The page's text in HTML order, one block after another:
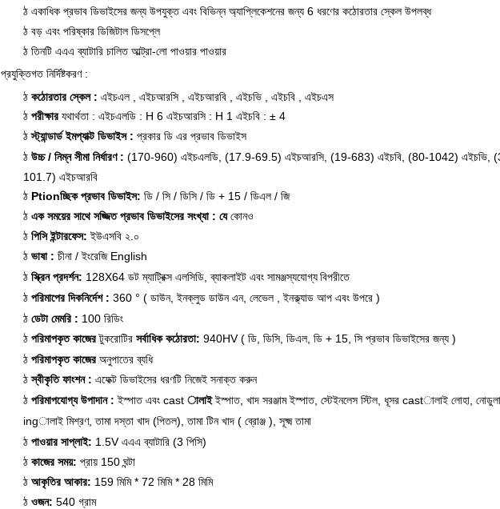
ঠ একাধিক প্রভাব ডিভাইসের জন্য উপযুক্ত এবং বিভিন্ন অ্যাপ্লিকেশনের জন্য 6 ধরণের কঠোরতার স্কেল উপলব্ধ
ঠ বড় এবং পরিষ্কার ডিজিটাল ডিসপ্লে
ঠ তিনটি এএএ ব্যাটারি চালিত আল্ট্রা-লো পাওয়ার পাওয়ার
প্রযুক্তিগত নির্দিষ্টকরণ :
ঠ কঠোরতার স্কেল : এইচএল এইচআরসি এইচআরবি এইচভি এইচবি এইচএস
ঠ পরীক্ষার যথার্থতা : এইচএলডি : H 6 এইচআরসি : H 1 এইচবি : ± 4
ঠ স্ট্যান্ডার্ড ইমপ্যাক্ট ডিভাইস : প্রকার ডি এর প্রভাব ডিভাইস
ঠ উচ্চ / নিম্ন সীমা নির্ধারণ : (170-960) এইচএলডি, (17.9-69.5) এইচআরসি, (19-683) এইচবি, (80-1042)
101.7) এইচআরবি
ঠ Ptionচ্ছিক প্রভাব ডিভাইস: ডি / সি / ডিসি / ডি + 15 / ডিএল / জি
ঠ এক সময়ের সাথে সজ্জিত প্রভাব ডিভাইসের সংখ্যা : যে কোনও
ঠ পিসি ইন্টারফেস: ইউএসবি ২.০
ঠ ভাষা : চীনা / ইংরেজি English
ঠ স্ক্রিন প্রদর্শন: 128X64 ডট ম্যাট্রিক্স এলসিডি, ব্যাকলাইট এবং সামঞ্জস্যযোগ্যবিপরীতে
ঠ পরিমাপের দিকনির্দেশ : 360 ° ( ডাউন, ইনক্লুড ডাউন এন, লেভেল , ইনক্ল্যাড আপ এবং উপরে )
ঠ ডেটা মেমরি : 100 রিডিং
ঠ পরিমাপকৃত কাজের টুকরোটির সর্বাধিক কঠোরতা: 940HV( ডি, ডিসি, ডিএল, ডি + 15, সি প্রভাব ডিভাইসের জন্য )
ঠ পরিমাপকৃত কাজের অনুপাতের ব্যধি
ঠ স্বীকৃতি ফাংশন : এফেক্ট ডিভাইসের ধরণটি নিজেই সনাক্ত করুন
ঠ পরিমাপযোগ্য উপাদান : ইস্পাত এবং cast ালাই ইস্পাত, খাদ সরঞ্জাম ইস্পাত, স্টেইনলেস স্টিল, ধূসর castালাই লোহা,
ingালাই মিশ্রণ, তামা দস্তা খাদ (পিতল), তামা টিন খাদ ( ব্রোঞ্জ ), সূক্ষ্ম তামা
ঠ পাওয়ার সাপ্লাই: 1.5V এএএ ব্যাটারি (3 পিসি)
ঠ কাজের সময়: প্রায় 150 ঘন্টা
ঠ আকৃতির আকার: 159 মিমি * 72 মিমি * 28 মিমি
ঠ ওজন: 540 গ্রাম